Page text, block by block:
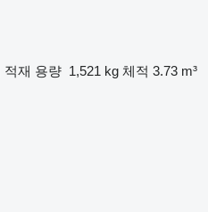
적재 용량 1,521 kg 체적 3.73 m³